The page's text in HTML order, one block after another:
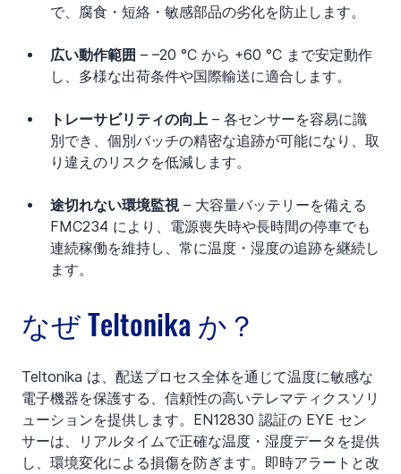
で、腐食・短絡・敏感部品の劣化を防止します。
広い動作範囲 – –20 °C から +60 °C まで安定動作
し、多様な出荷条件や国際輸送に適合します。
トレーサビリティの向上 – 各センサーを容易に識
別でき、個別バッチの精密な追跡が可能になり、取
り違えのリスクを低減します。
途切れない環境監視 – 大容量バッテリーを備える
FMC234 により、電源喪失時や長時間の停車でも
連続稼働を維持し、常に温度・湿度の追跡を継続し
ます。
なぜ Teltonika か？
Teltonika は、配送プロセス全体を通じて温度に敏感な
電子機器を保護する、信頼性の高いテレマティクスソリ
ューションを提供します。EN12830 認証の EYE セン
サーは、リアルタイムで正確な温度・湿度データを提供
し、環境変化による損傷を防ぎます。即時アラートと改